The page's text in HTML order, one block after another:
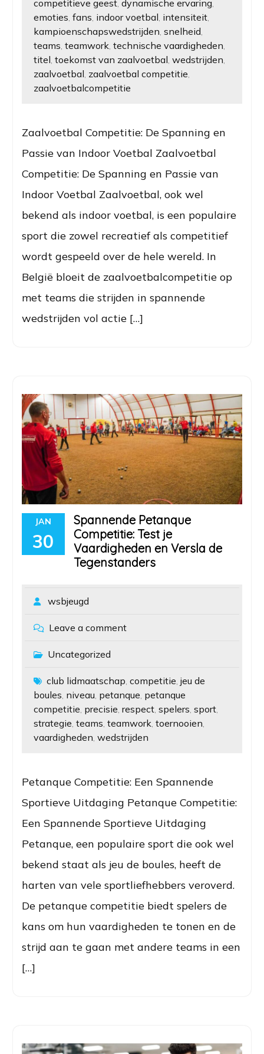
competitieve geest, dynamische ervaring,
emoties, fans, indoor voetbal, intensiteit,
kampioenschapswedstrijden, snelheid,
teams, teamwork, technische vaardigheden,
titel, toekomst van zaalvoetbal, wedstrijden,
zaalvoetbal, zaalvoetbal competitie,
zaalvoetbalcompetitie
Zaalvoetbal Competitie: De Spanning en
Passie van Indoor Voetbal Zaalvoetbal
Competitie: De Spanning en Passie van
Indoor Voetbal Zaalvoetbal, ook wel
bekend als indoor voetbal, is een populaire
sport die zowel recreatief als competitief
wordt gespeeld over de hele wereld. In
België bloeit de zaalvoetbalcompetitie op
met teams die strijden in spannende
wedstrijden vol actie […]
JAN
30
Spannende Petanque
Competitie: Test je
Vaardigheden en Versla de
Tegenstanders
wsbjeugd
Leave a comment
Uncategorized
club lidmaatschap, competitie, jeu de
boules, niveau, petanque, petanque
competitie, precisie, respect, spelers, sport,
strategie, teams, teamwork, toernooien,
vaardigheden, wedstrijden
Petanque Competitie: Een Spannende
Sportieve Uitdaging Petanque Competitie:
Een Spannende Sportieve Uitdaging
Petanque, een populaire sport die ook wel
bekend staat als jeu de boules, heeft de
harten van vele sportliefhebbers veroverd.
De petanque competitie biedt spelers de
kans om hun vaardigheden te tonen en de
strijd aan te gaan met andere teams in een
[…]